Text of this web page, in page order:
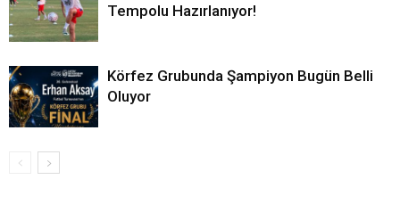
Tempolu Hazırlanıyor!
Körfez Grubunda Şampiyon Bugün Belli
Oluyor